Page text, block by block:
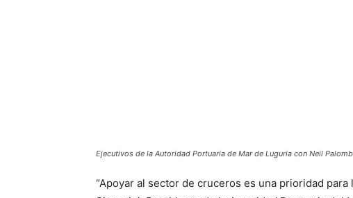
Ejecutivos de la Autoridad Portuaria de Mar de Luguria con Neil
“Apoyar al sector de cruceros es una prioridad